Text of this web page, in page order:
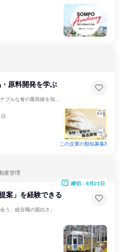
原料開発を学ぶ
日
この企業の類似募集
産管理
案」を経験できる
う、総合職の面白さ。
締切：8月21日